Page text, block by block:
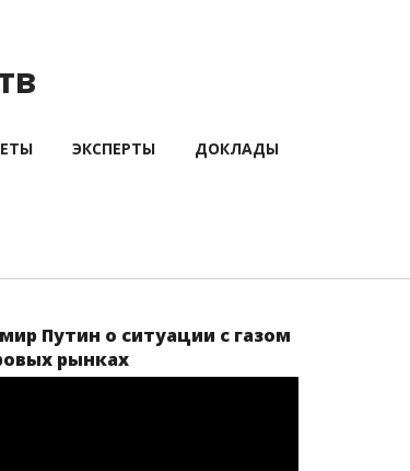
ЭКСПЕРТЫ ДОКЛАДЫ
Путин о ситуации с газом
рынках